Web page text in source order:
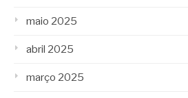
maio 2025
abril 2025
março 2025